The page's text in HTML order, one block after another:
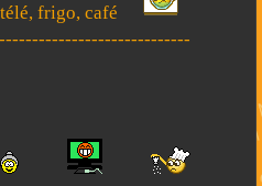
frigo, café